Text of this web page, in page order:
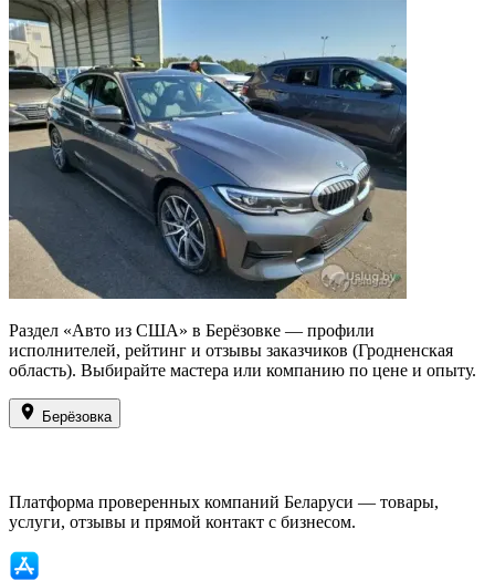
Раздел «Авто из США» в Берёзовке — профили
исполнителей, рейтинг и отзывы заказчиков (Гродненская
область). Выбирайте мастера или компанию по цене и опыту.
Берёзовка
Платформа проверенных компаний Беларуси — товары,
услуги, отзывы и прямой контакт с бизнесом.